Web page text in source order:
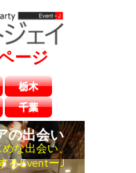
ージ
栃木
千葉
の出会い
な出会い、
るEventーJ